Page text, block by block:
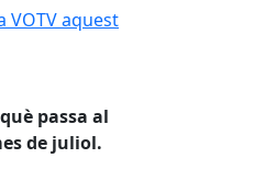
aquest juliol
VOTV aquest
passa al
de juliol.